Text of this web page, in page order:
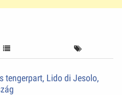
tengerpart, Lido di Jesolo,